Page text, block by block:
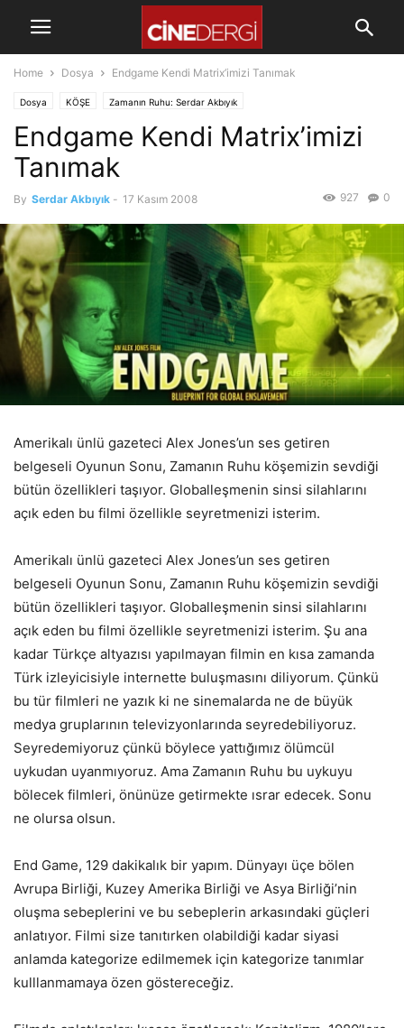
Home Dosya Endgame Kendi Matrix’imizi Tanımak
Dosya KÖŞE Zamanın Ruhu: Serdar Akbıyık
Endgame Kendi Matrix’imizi
Tanımak
By Serdar Akbıyık - 17 Kasım 2008 0
927
Amerikalı ünlü gazeteci Alex Jones’un ses getiren
belgeseli Oyunun Sonu, Zamanın Ruhu köşemizin sevdiği
bütün özellikleri taşıyor. Globalleşmenin sinsi silahlarını
açık eden bu filmi özellikle seyretmenizi isterim.
Amerikalı ünlü gazeteci Alex Jones’un ses getiren
belgeseli Oyunun Sonu, Zamanın Ruhu köşemizin sevdiği
bütün özellikleri taşıyor. Globalleşmenin sinsi silahlarını
açık eden bu filmi özellikle seyretmenizi isterim. Şu ana
kadar Türkçe altyazısı yapılmayan filmin en kısa zamanda
Türk izleyicisiyle internette buluşmasını diliyorum. Çünkü
bu tür filmleri ne yazık ki ne sinemalarda ne de büyük
medya gruplarının televizyonlarında seyredebiliyoruz.
Seyredemiyoruz çünkü böylece yattığımız ölümcül
uykudan uyanmıyoruz. Ama Zamanın Ruhu bu uykuyu
bölecek filmleri, önünüze getirmekte ısrar edecek. Sonu
ne olursa olsun.
End Game, 129 dakikalık bir yapım. Dünyayı üçe bölen
Avrupa Birliği, Kuzey Amerika Birliği ve Asya Birliği’nin
oluşma sebeplerini ve bu sebeplerin arkasındaki güçleri
anlatıyor. Filmi size tanıtırken olabildiği kadar siyasi
anlamda kategorize edilmemek için kategorize tanımlar
kulllanmamaya özen göstereceğiz.